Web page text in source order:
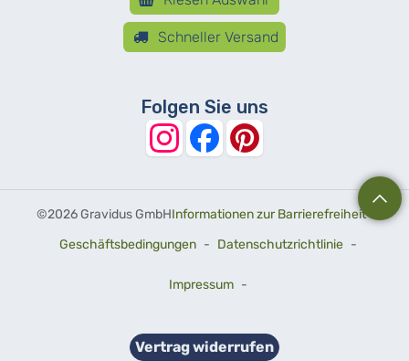
Schneller Versand
Folgen Sie uns
©2026 Gravidus GmbHInformationen zur Barrierefreiheit-
Geschäftsbedingungen - Datenschutzrichtlinie -
Impressum -
Vertrag widerrufen